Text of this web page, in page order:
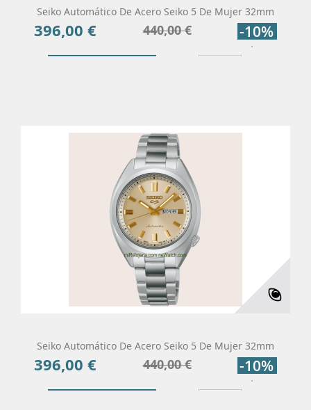
Seiko Automático De Acero Seiko 5 De Mujer 32mm
Precio
396,00 €
Precio
440,00 € -10%
Seiko Automático De Acero Seiko 5 De Mujer 32mm
Precio
396,00 €
Precio
440,00 € -10%